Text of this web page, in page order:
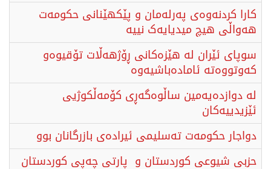
کارا کردنەوەی پەرلەمان و پێکهێنانی حکومەت
هەواڵی هیچ میدیایەک نییە
سوپای ئێران لە هێزەکانی ڕۆژهەڵات تۆقیوەو
کەوتووەتە ئامادەباشیەوە
له دوازدەیەمین ساڵوەگەڕی کۆمەڵکوژیی
ئێزیدییەکان
دواجار حكومەت تەسلیمی ئیرادەی بازرگانان بوو
حزبی شیوعی کوردستان و پارتی چەپی کوردستان